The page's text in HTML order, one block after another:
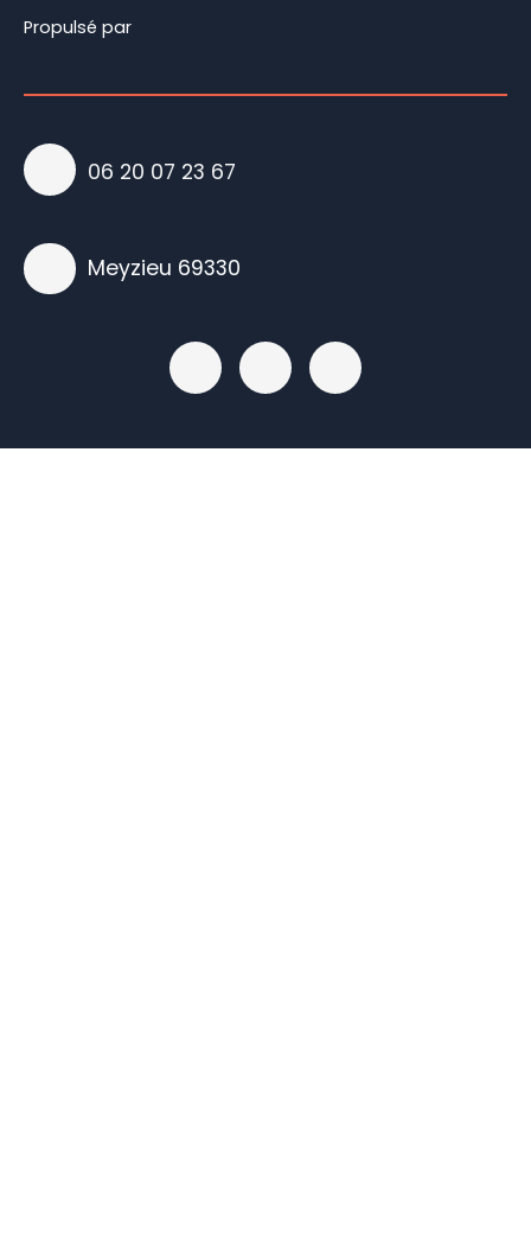
Propulsé par
06 20 07 23 67
Meyzieu 69330